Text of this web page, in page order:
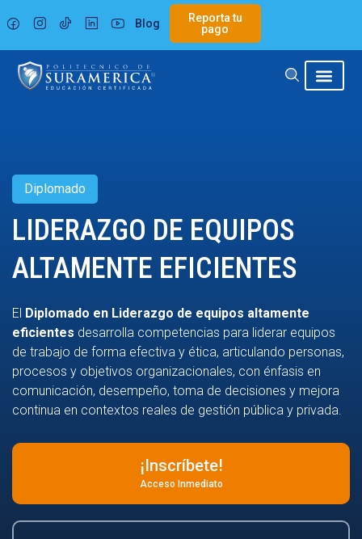
al
contenido
Blog
Reporta tu
pago
Diplomado
LIDERAZGO DE EQUIPOS
ALTAMENTE EFICIENTES
El Diplomado en Liderazgo de equipos altamente
eficientes desarrolla competencias para liderar equipos
de trabajo de forma efectiva y ética, articulando personas,
procesos y objetivos organizacionales, con énfasis en
comunicación, desempeño, toma de decisiones y mejora
continua en contextos reales de gestión pública y privada.
¡Inscríbete!
Acceso Inmediato